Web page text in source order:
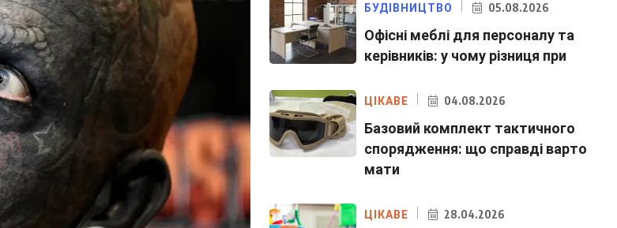
БУДІВНИЦТВО 05.08.2026
Офісні меблі для персоналу та
керівників: у чому різниця при
ЦІКАВЕ 04.08.2026
Базовий комплект тактичного
спорядження: що справді варто
мати
ЦІКАВЕ 28.04.2026